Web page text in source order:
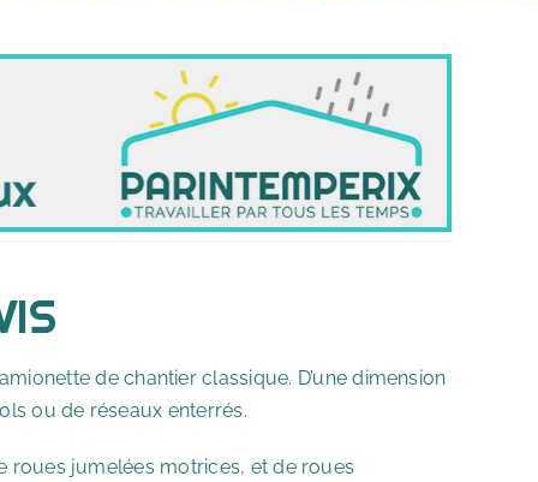
de chantier classique. D’une dimension
ou de réseaux enterrés.
roues jumelées motrices, et de roues